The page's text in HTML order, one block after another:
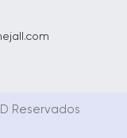
Reservados